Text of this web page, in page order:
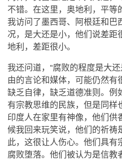
不错。在这里，奥地利，平等
我访问了墨西哥、阿根廷和巴
况，是大还是小，他们说差距
地利，差距很小。
我还问道，“腐败的程度是大
由的言论和媒体，可能仍然有
缺乏自律，缺乏道德准则。例
有宗教思维的民族，但是同样
印度人在家里有神像，他们供
候我回来玩笑说，他们的祈祷
此，这很让人伤心。他们具有
腐败堕落。他们被认为是信教